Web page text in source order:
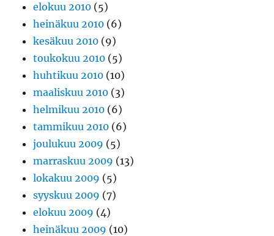
elokuu 2010 (5)
heinäkuu 2010 (6)
kesäkuu 2010 (9)
toukokuu 2010 (5)
huhtikuu 2010 (10)
maaliskuu 2010 (3)
helmikuu 2010 (6)
tammikuu 2010 (6)
joulukuu 2009 (5)
marraskuu 2009 (13)
lokakuu 2009 (5)
syyskuu 2009 (7)
elokuu 2009 (4)
heinäkuu 2009 (10)